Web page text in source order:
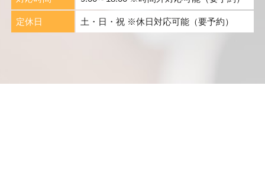
定休日 土・日・祝 ※休日対応可能（要予約）